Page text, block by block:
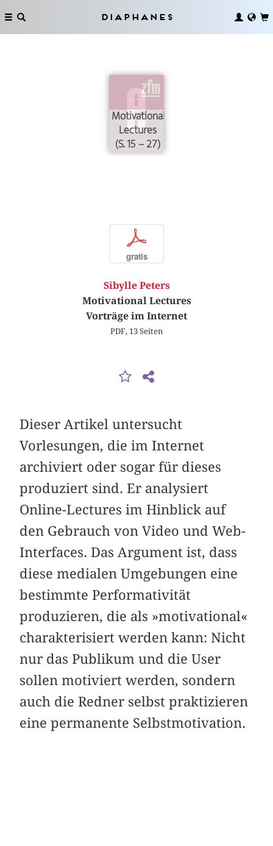
Diaphanes
Motivational
Lectures
(S. 15 – 27)
p
gratis
Sibylle Peters
Motivational Lectures
Vorträge im Internet
PDF, 13 Seiten
Dieser Artikel untersucht
Vorlesungen, die im Internet
archiviert oder sogar für dieses
produziert sind. Er analysiert
Online-Lectures im Hinblick auf
den Gebrauch von Video und Web-
Interfaces. Das Argument ist, dass
diese medialen Umgebungen eine
bestimmte Performativität
produzieren, die als »motivational«
charakterisiert werden kann: Nicht
nur das Publikum und die User
sollen motiviert werden, sondern
auch die Redner selbst praktizieren
eine permanente Selbstmotivation.